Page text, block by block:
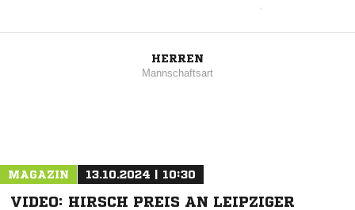
HERREN
Mannschaftsart
MAGAZIN 13.10.2024 | 10:30
VIDEO: HIRSCH PREIS AN LEIPZIGER